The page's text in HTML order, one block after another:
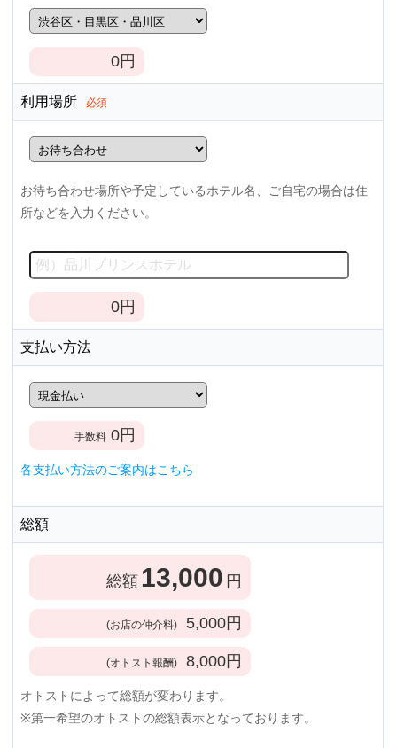
0円
利用場所 必須
お待ち合わせ場所や予定しているホテル名、ご自宅の場合は住
所などを入力ください。
0円
支払い方法
手数料 0円
各支払い方法のご案内はこちら
総額
総額 13,000 円
(お店の仲介料) 5,000円
(オトスト報酬) 8,000円
オトストによって総額が変わります。
※第一希望のオトストの総額表示となっております。